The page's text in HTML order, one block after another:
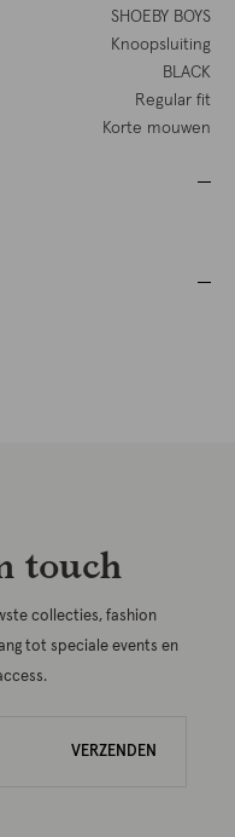
SHOEBY BOYS
Knoopsluiting
BLACK
Regular fit
Korte mouwen
touch
collecties, fashion
tot speciale events en
VERZENDEN